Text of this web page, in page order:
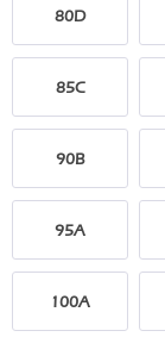
80D
85C
90B
95A
100A